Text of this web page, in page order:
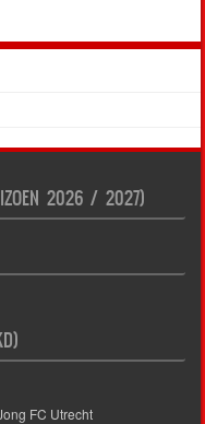
2026 / 2027)
FC Utrecht